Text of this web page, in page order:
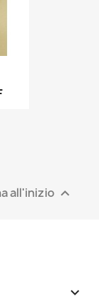
all'inizio 
